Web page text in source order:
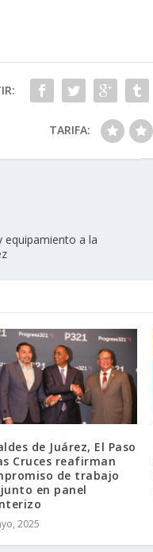
TARIFA:
equipamiento a la
de Juárez, El Paso
Cruces reafirman
de trabajo
en panel
2025